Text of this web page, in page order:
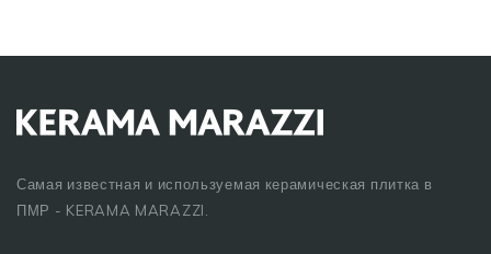
Самая известная и используемая керамическая плитка в
ПМР - KERAMA MARAZZI.